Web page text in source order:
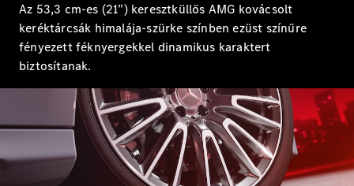
GLA Új Elektromos
GLB Elektromos
GLB Új
GLC
GLC Coupé
GLE
Új
GLE
Coupé
Új
GLS
Mercedes-
Az 53,3 cm-es (21”) keresztküllős AMG kovácsolt
keréktárcsák himalája-szürke színben ezüst színűre
fényezett féknyergekkel dinamikus karaktert
biztosítanak.